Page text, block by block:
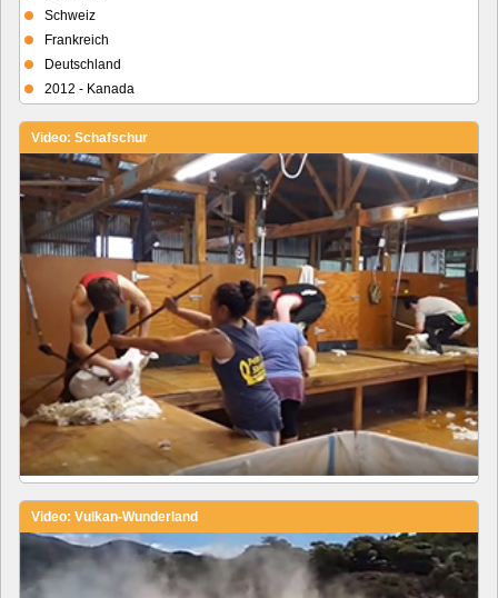
Schweiz
Frankreich
Deutschland
2012 - Kanada
Video: Schafschur
Video: Vulkan-Wunderland